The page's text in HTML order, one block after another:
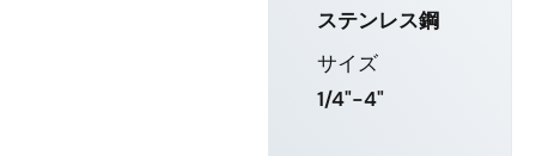
ステンレス鋼
サイズ
1/4"-4"